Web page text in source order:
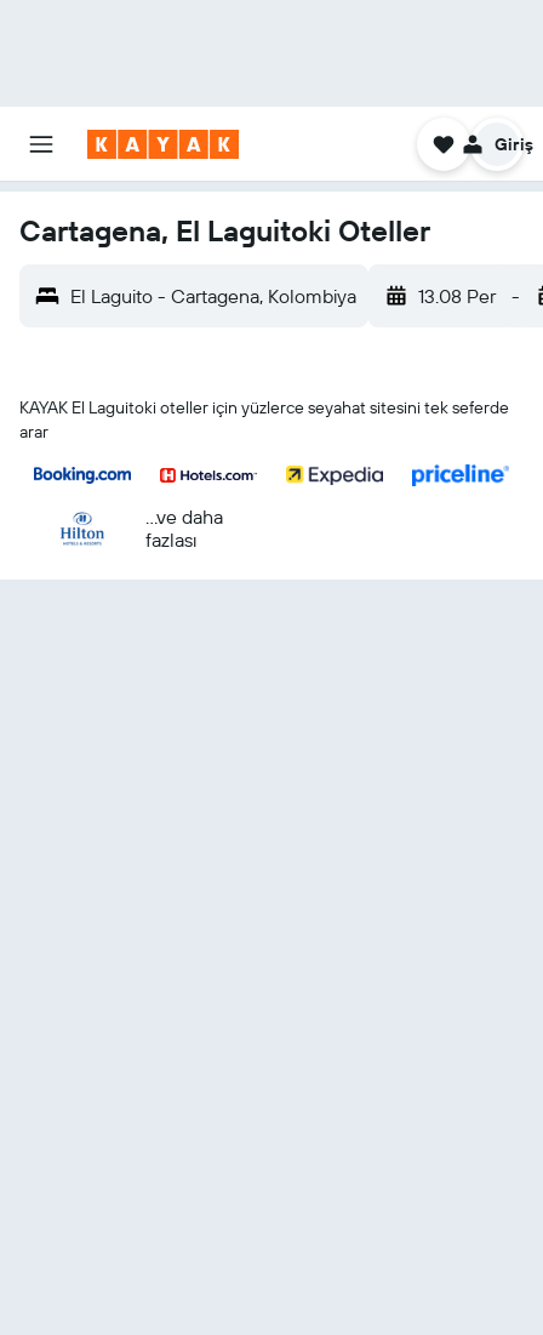
Giriş
Cartagena, El Laguitoki Oteller
El Laguito - Cartagena, Kolombiya 13.08 Per -
KAYAK El Laguitoki oteller için yüzlerce seyahat sitesini tek seferde
arar
...ve daha
fazlası